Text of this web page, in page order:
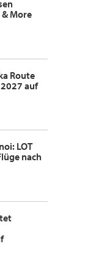
More
Route
auf
LOT
nach